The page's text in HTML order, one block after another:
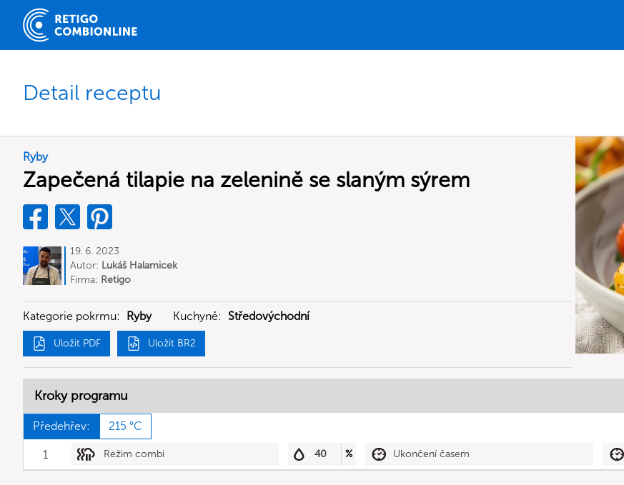
Detail receptu
Ryby
Zapečená tilapie na zelenině se slaným sýrem
19. 6. 2023
Autor: Lukáš Halamicek
Firma: Retigo
Kategorie pokrmu: Ryby Kuchyně: Středovýchodní
Uložit PDF Uložit BR2
Kroky programu
Předehřev: 215 °C
1 Režim combi 40 % Ukončení časem